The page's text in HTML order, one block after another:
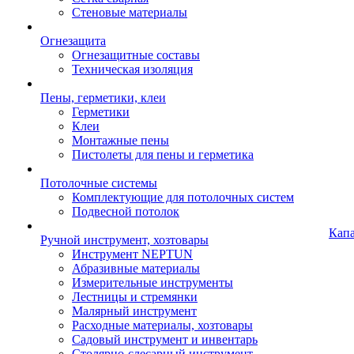
Стеновые материалы
Огнезащита
Огнезащитные составы
Техническая изоляция
Пены, герметики, клеи
Герметики
Клеи
Монтажные пены
Пистолеты для пены и герметика
Потолочные системы
Комплектующие для потолочных систем
Подвесной потолок
Ручной инструмент, хозтовары
Инструмент NEPTUN
Абразивные материалы
Измерительные инструменты
Лестницы и стремянки
Малярный инструмент
Расходные материалы, хозтовары
Садовый инструмент и инвентарь